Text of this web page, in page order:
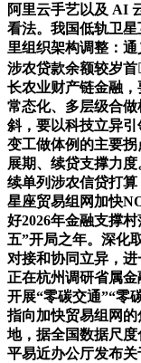
阿里云手艺以及 AI
看法。我国低轨卫
里组织架构调整：
涉农贷款余额较岁
长农业财产链金融
常态化、多层级合
斜，要以科技立异
变工做体例的主要
展期、续贷支撑力
续单列涉农信贷打
星座贸易组网加快
好2026年金融支撑
五”开局之年。深化
对接和协同立异，
正在杭州调研省属
开展“零碳交通”“零
指向加快贸易组网
地，据全国数据尺度
平易近办公厅发布